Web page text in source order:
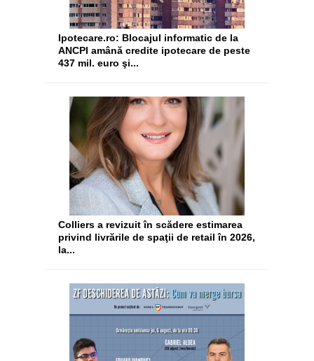
Ipotecare.ro: Blocajul informatic de la
ANCPI amână credite ipotecare de peste
437 mil. euro şi...
Colliers a revizuit în scădere estimarea
privind livrările de spaţii de retail în 2026,
la...